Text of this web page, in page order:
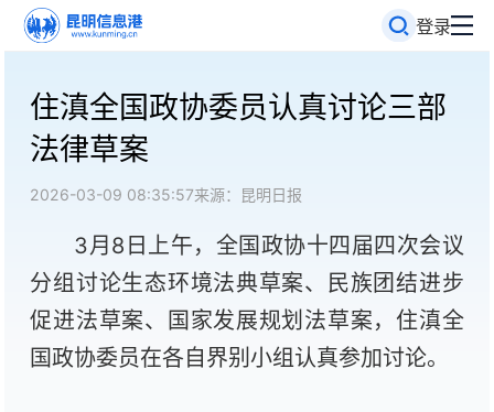
登录
住滇全国政协委员认真讨论三部
法律草案
2026-03-09 08:35:57来源：昆明日报
3月8日上午，全国政协十四届四次会议
分组讨论生态环境法典草案、民族团结进步
促进法草案、国家发展规划法草案，住滇全
国政协委员在各自界别小组认真参加讨论。